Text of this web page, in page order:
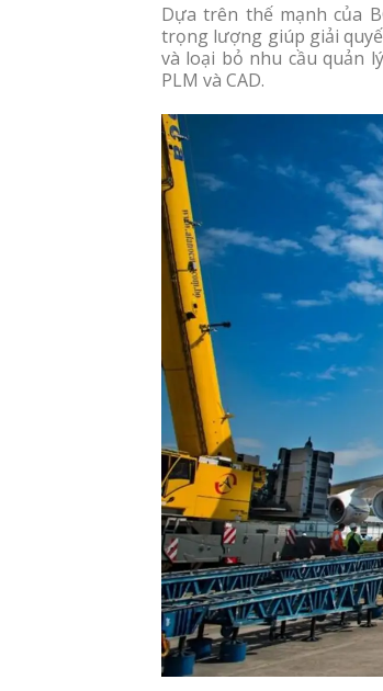
Dựa trên thế mạnh của
trọng lượng giúp giải
và loại bỏ nhu cầu quản
PLM và CAD.